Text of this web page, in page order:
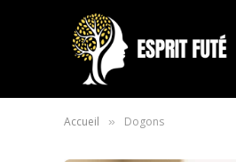
Accueil » Dogons